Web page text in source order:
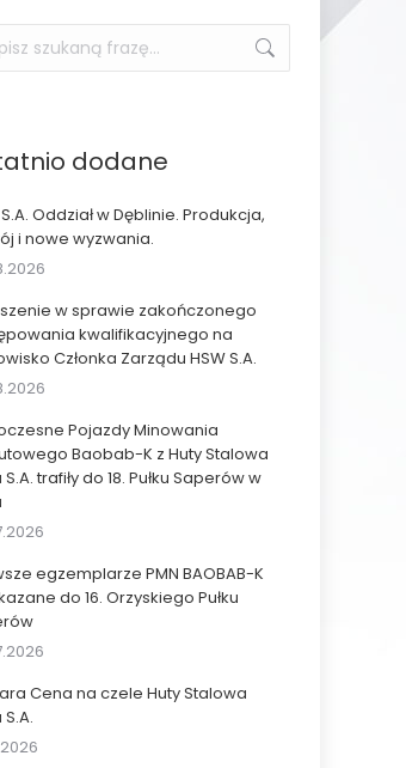
dodane
Oddział w Dęblinie. Produkcja,
i nowe wyzwania.
w sprawie zakończonego
kwalifikacyjnego na
Członka Zarządu HSW S.A.
Pojazdy Minowania
Baobab-K z Huty Stalowa
trafiły do 18. Pułku Saperów w
egzemplarze PMN BAOBAB-K
do 16. Orzyskiego Pułku
Cena na czele Huty Stalowa